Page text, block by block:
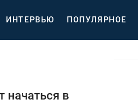
ИНТЕРВЬЮ ПОПУЛЯРНОЕ
начаться в